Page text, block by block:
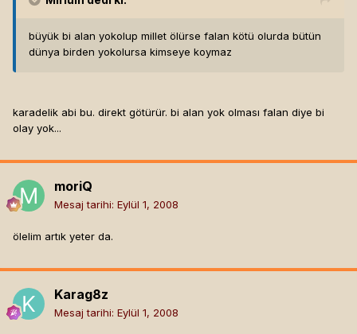
büyük bi alan yokolup millet ölürse falan kötü olurda bütün
dünya birden yokolursa kimseye koymaz
karadelik abi bu. direkt götürür. bi alan yok olması falan diye bi
olay yok...
moriQ
Mesaj tarihi: Eylül 1, 2008
ölelim artık yeter da.
Karag8z
Mesaj tarihi: Eylül 1, 2008